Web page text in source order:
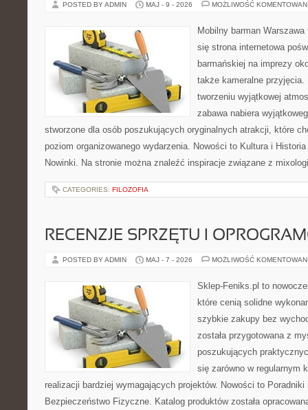
POSTED BY ADMIN MAJ - 9 - 2026 MOŻLIWOŚĆ
Mobilny barman
się strona internetowa
barmańskiej na imprezy
także kameralne
tworzeniu wyjątkowej
zabawa nabiera
stworzone dla osób poszukujących oryginalnych atrakcji, które
poziom organizowanego wydarzenia. Nowości to Kultura i
Nowinki. Na stronie można znaleźć inspiracje związane z
CATEGORIES: FILOZOFIA
RECENZJE SPRZĘTU I
POSTED BY ADMIN MAJ - 7 - 2026 MOŻLIWOŚĆ
Sklep-Feniks.pl to
które cenią solidne
szybkie zakupy bez
została przygotowana z
poszukujących
się zarówno w regularnym
realizacji bardziej wymagających projektów. Nowości to
Bezpieczeństwo Fizyczne. Katalog produktów została